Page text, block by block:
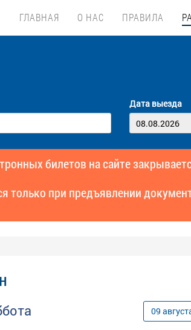
ГЛАВНАЯ О НАС ПРАВИЛА
Дата выезда
билетов на сайте
только при предъявлении
09